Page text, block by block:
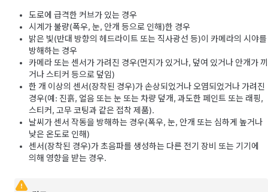
도로에 급격한 커브가 있는 경우
시계가 불량(폭우, 눈, 안개 등으로 인해)한 경우
밝은 빛(반대 방향의 헤드라이트 또는 직사광선 등)이 카메라의 시야를
방해하는 경우
카메라 또는 센서 가 가려진 경우(먼지가 있거나, 덮여 있거나 안개가 끼
거나 스티커 등으로 덮임)
한 개 이상의 센서(장착된 경우)가 손상되었거나 오염되었거나 가려진
경우(예: 진흙, 얼음 또는 눈 또는 차량 덮개, 과도한 페인트 또는 래핑,
스티커, 고무 코팅과 같은 접착 제품).
날씨가 센서 작동을 방해하는 경우(폭우, 눈, 안개 또는 심하게 높거나
낮은 온도로 인해)
센서(장착된 경우)가 초음파를 생성하는 다른 전기 장비 또는 기기에
의해 영향을 받는 경우.